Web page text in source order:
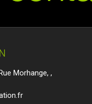
Morhange, ,